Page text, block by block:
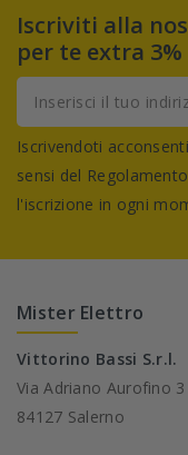
Iscriviti alla
per te extra
Iscrivendoti
sensi del
l'iscrizione in ogni
Mister Elettro
Vittorino Bassi S.r.l.
Via Adriano Aurofino 3
84127 Salerno